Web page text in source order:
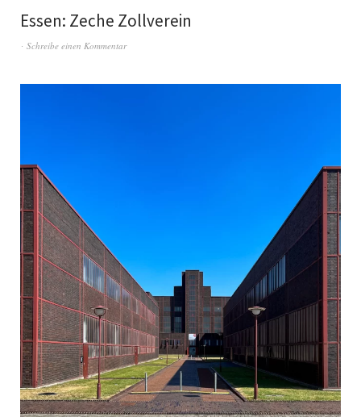
Essen: Zeche Zollverein
Schreibe einen Kommentar